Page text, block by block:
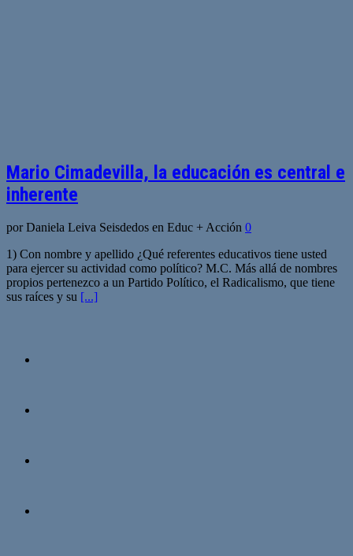
Mario Cimadevilla, la educación es central e
inherente
por Daniela Leiva Seisdedos en Educ + Acción 0
1) Con nombre y apellido ¿Qué referentes educativos tiene usted
para ejercer su actividad como político? M.C. Más allá de nombres
propios pertenezco a un Partido Político, el Radicalismo, que tiene
sus raíces y su [...]